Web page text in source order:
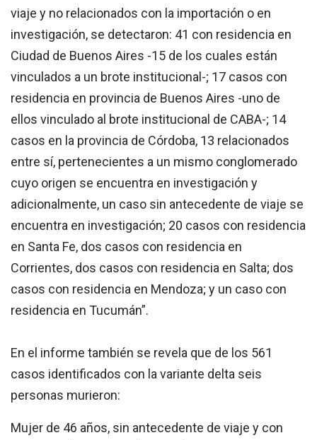
viaje y no relacionados con la importación o en
investigación, se detectaron: 41 con residencia en
Ciudad de Buenos Aires -15 de los cuales están
vinculados a un brote institucional-; 17 casos con
residencia en provincia de Buenos Aires -uno de
ellos vinculado al brote institucional de CABA-; 14
casos en la provincia de Córdoba, 13 relacionados
entre sí, pertenecientes a un mismo conglomerado
cuyo origen se encuentra en investigación y
adicionalmente, un caso sin antecedente de viaje se
encuentra en investigación; 20 casos con residencia
en Santa Fe, dos casos con residencia en
Corrientes, dos casos con residencia en Salta; dos
casos con residencia en Mendoza; y un caso con
residencia en Tucumán”.
En el informe también se revela que de los 561
casos identificados con la variante delta seis
personas murieron:
Mujer de 46 años, sin antecedente de viaje y con